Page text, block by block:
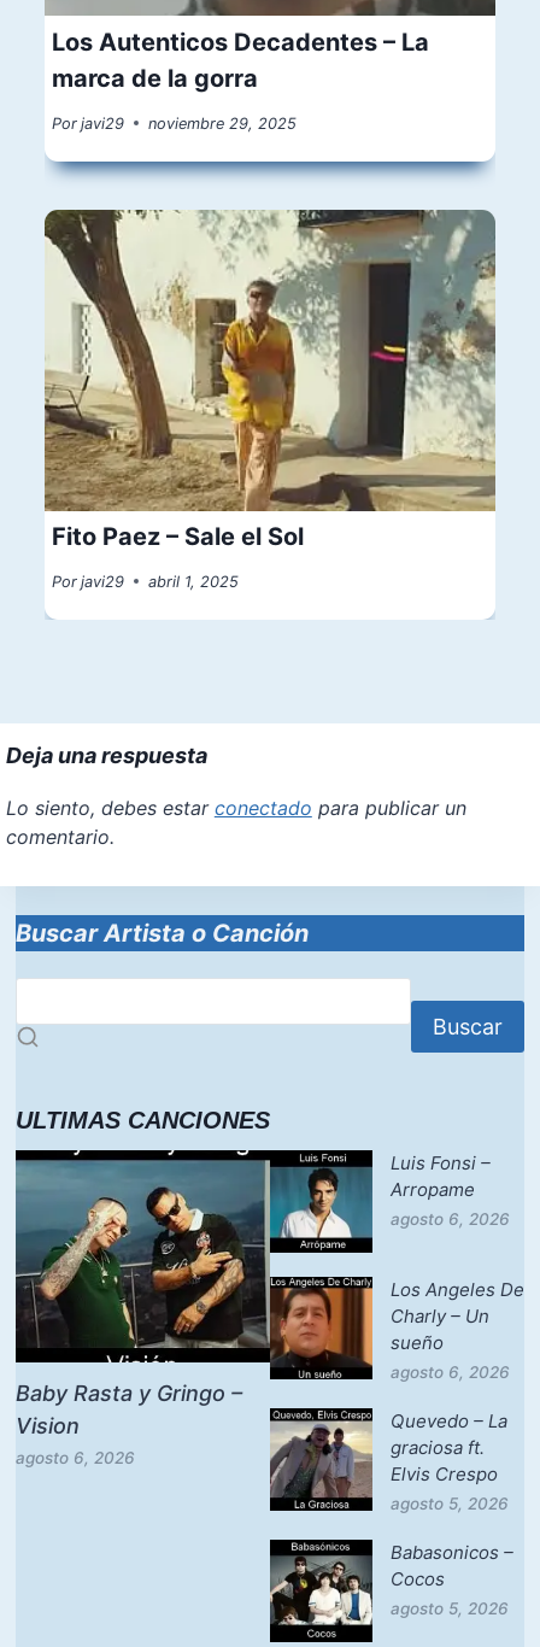
Los Autenticos Decadentes – La
marca de la gorra
Por javi29 noviembre 29, 2025
Fito Paez – Sale el Sol
Por javi29 abril 1, 2025
Deja una respuesta
Lo siento, debes estar conectado para publicar un
comentario.
Buscar Artista o Canción
Buscar
ULTIMAS CANCIONES
Baby Rasta y Gringo –
Vision
agosto 6, 2026
Luis Fonsi –
Arropame
agosto 6, 2026
Los Angeles De
Charly – Un
sueño
agosto 6, 2026
Quevedo – La
graciosa ft.
Elvis Crespo
agosto 5, 2026
Babasonicos –
Cocos
agosto 5, 2026